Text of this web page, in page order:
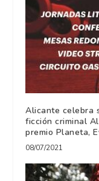
Alicante celebra
ficción criminal
premio Planeta,
08/07/2021